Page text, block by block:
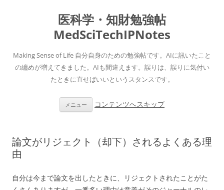
医科学・知財勉強帖
MedSciTechIPNotes
Making Sense of Life 自分自身のための勉強帖です。AIに訊いたこと
の纏めが増えてきました。AIも間違えます。誤りは、誤りに気付い
たときに直せばいいというスタンスです。
メニュー コンテンツへスキップ
論文がリジェクト（却下）されるよくある理
由
自分は今まで論文を出したときに、リジェクトされたことがた